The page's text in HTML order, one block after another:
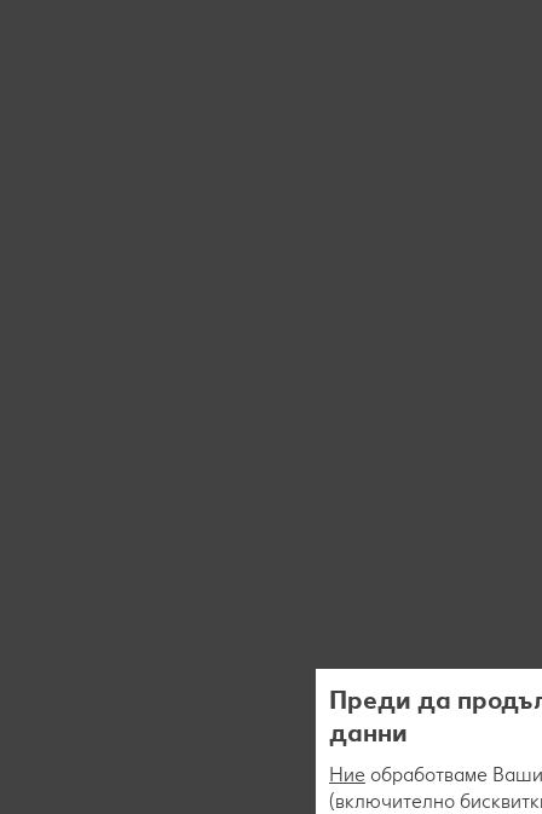
Преди да
данни
Ние обработваме
(включително